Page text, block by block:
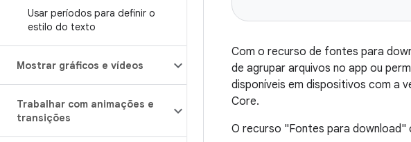
Usar períodos para definir o
estilo do texto
Mostrar gráficos e vídeos
Trabalhar com animações e
transições
Com o recurso de fontes para
de agrupar arquivos no app ou
disponíveis em dispositivos com a
Core.
O recurso "Fontes para